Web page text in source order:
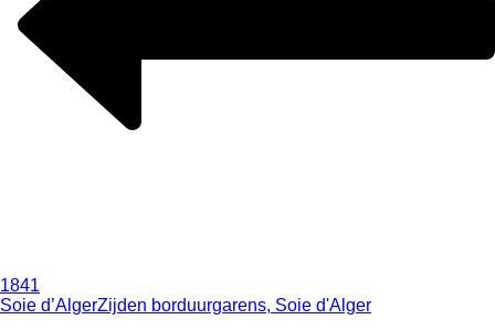
1841
Soie d’AlgerZijden borduurgarens, Soie d'Alger